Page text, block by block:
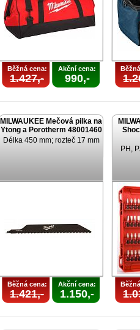
Běžná cena:
1.427,-
Akční cena:
990,-
MILWAUKEE Mečová pilka na
Ytong a Porotherm 48001460
Délka 450 mm; rozteč 17 mm
Běžná cena:
1.421,-
Akční cena:
1.150,-
PH,